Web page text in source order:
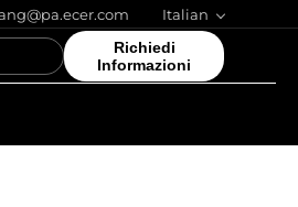
Italian
Richiedi
Informazioni